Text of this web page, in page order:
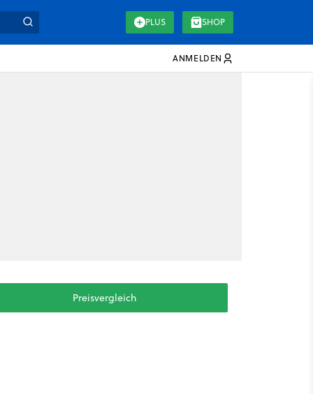
PLUS SHOP
ANMELDEN
Preisvergleich